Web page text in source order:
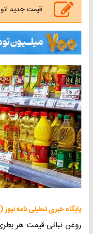
قیمت‌ جدید
پایگاه خبری تحلیلی نامه نیوز (namehnews.com) :